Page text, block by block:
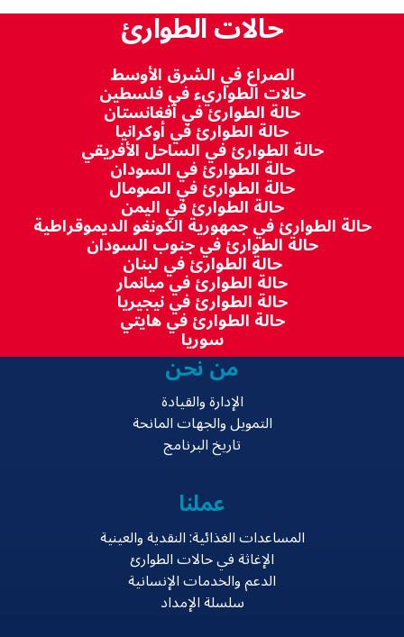
حالات الطوارئ
الصراع في الشرق الأوسط
حالات الطواريء في فلسطين
حالة الطوارئ في أفغانستان
حالة الطوارئ في أوكرانيا
حالة الطوارئ في الساحل الأفريقي
حالة الطوارئ في السودان
حالة الطوارئ في الصومال
حالة الطوارئ في اليمن
حالة الطوارئ في جمهورية الكونغو الديموقراطية
حالة الطوارئ في جنوب السودان
حالة الطوارئ في لبنان
حالة الطوارئ في ميانمار
حالة الطوارئ في نيجيريا
حالة الطوارئ في هايتي
سوريا
من نحن
الإدارة والقيادة
التمويل والجهات المانحة
تاريخ البرنامج
عملنا
المساعدات الغذائية: النقدية والعينية
الإغاثة في حالات الطوارئ
الدعم والخدمات الإنسانية
سلسلة الإمداد